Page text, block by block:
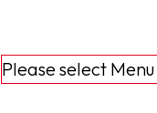
Please select